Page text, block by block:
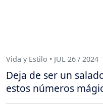
Vida y Estilo • JUL 26 / 2024
Deja de ser un
estos números